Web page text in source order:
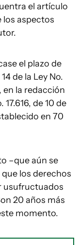
el artículo
los aspectos
el plazo de
de la Ley No.
en la redacción
de 10 de
en 70
–que aún se
los derechos
usufructuados
20 años más
momento.